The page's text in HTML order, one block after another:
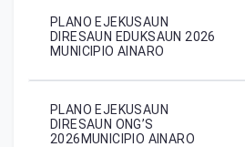
PLANO EJEKUSAUN
DIRESAUN EDUKSAUN 2026
MUNICIPIO AINARO
PLANO EJEKUSAUN
DIRESAUN ONG’S
2026MUNICIPIO AINARO